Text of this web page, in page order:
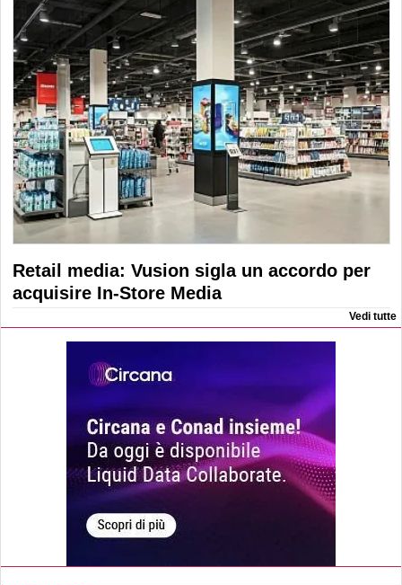
Retail media: Vusion sigla un accordo per
acquisire In-Store Media
Vedi tutte